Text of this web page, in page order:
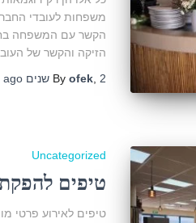
משפחות לעובדי
הקשר עם המשפחה
הזיקה והקשר של
By ofek 2 שנים
Uncategorized
טיפים
טיפים לאירוע פרטי